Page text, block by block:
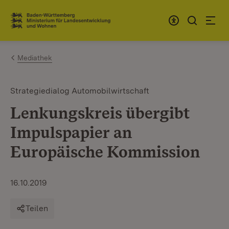
Zum Inhalt springen
Link zur Startseite
Mediathek
Strategiedialog Automobilwirtschaft
Lenkungskreis übergibt
Impulspapier an
Europäische Kommission
16.10.2019
Teilen